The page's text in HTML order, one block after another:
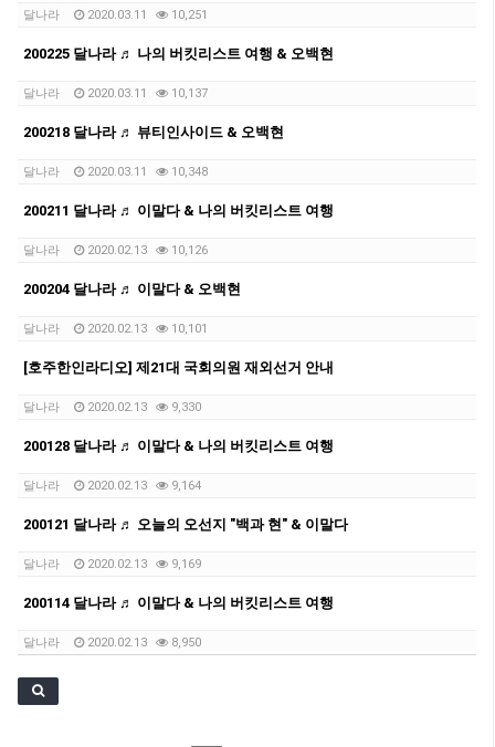
달나라 2020.03.11 10,251
200225 달나라 ♬ 나의 버킷리스트 여행 & 오백현
달나라 2020.03.11 10,137
200218 달나라 ♬ 뷰티인사이드 & 오백현
달나라 2020.03.11 10,348
200211 달나라 ♬ 이말다 & 나의 버킷리스트 여행
달나라 2020.02.13 10,126
200204 달나라 ♬ 이말다 & 오백현
달나라 2020.02.13 10,101
[호주한인라디오] 제21대 국회의원 재외선거 안내
달나라 2020.02.13 9,330
200128 달나라 ♬ 이말다 & 나의 버킷리스트 여행
달나라 2020.02.13 9,164
200121 달나라 ♬ 오늘의 오선지 "백과 현" & 이말다
달나라 2020.02.13 9,169
200114 달나라 ♬ 이말다 & 나의 버킷리스트 여행
달나라 2020.02.13 8,950